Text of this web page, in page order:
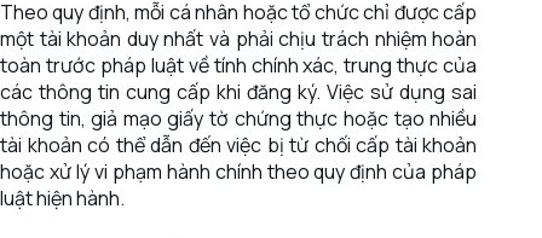
Theo quy định, mỗi cá nhân hoặc tổ chức chỉ được cấp
một tài khoản duy nhất và phải chịu trách nhiệm hoàn
toàn trước pháp luật về tính chính xác, trung thực của
các thông tin cung cấp khi đăng ký. Việc sử dụng sai
thông tin, giả mạo giấy tờ chứng thực hoặc tạo nhiều
tài khoản có thể dẫn đến việc bị từ chối cấp tài khoản
hoặc xử lý vi phạm hành chính theo quy định của pháp
luật hiện hành.